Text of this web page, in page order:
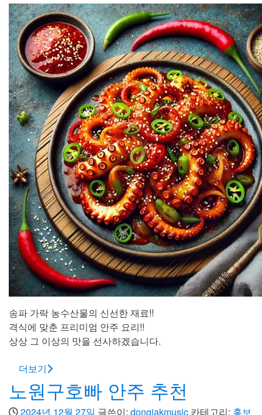
송파 가락 농수산물의 신선한 재료!!
격식에 맞춘 프리미엄 안주 요리!!
상상 그 이상의 맛을 선사하겠습니다.
더보기
노원구호빠 안주 추천
2024년 12월 27일 글쓴이: dongjakmusic 카테고리: 홍보